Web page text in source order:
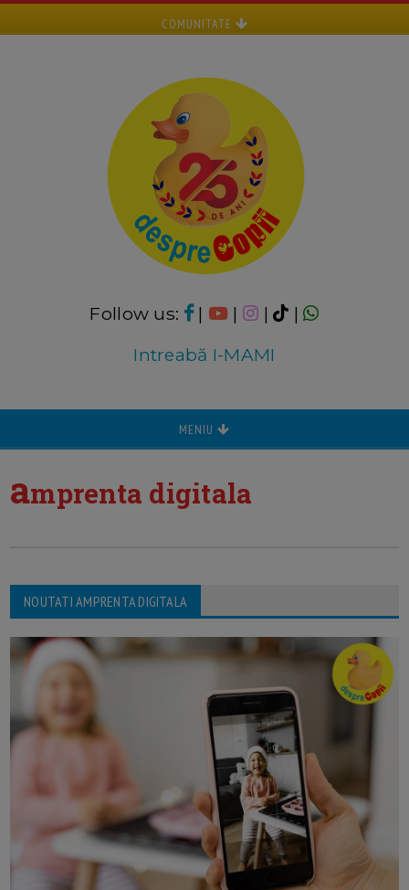
COMUNITATE
Follow us: | | |
|
Intreabă I-MAMI
MENIU
amprenta digitala
NOUTATI AMPRENTA DIGITALA